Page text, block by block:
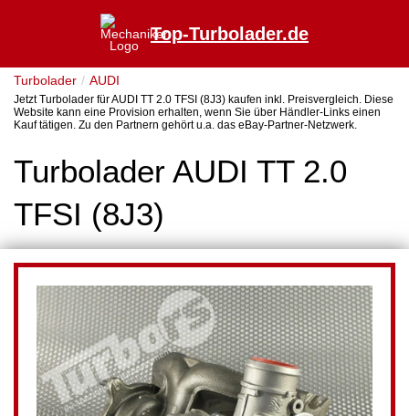
Top-Turbolader.de
Turbolader AUDI
Jetzt Turbolader für AUDI TT 2.0 TFSI (8J3) kaufen inkl. Preisvergleich. Diese
Website kann eine Provision erhalten, wenn Sie über Händler-Links einen
Kauf tätigen. Zu den Partnern gehört u.a. das eBay-Partner-Netzwerk.
Turbolader AUDI TT 2.0
TFSI (8J3)